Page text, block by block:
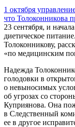
1 октября
что Толоконникова
23 сентября, и
диетическое
Толоконникову,
«по медицинским
Надежда
голодовки в
о невыносимых
об угрозах со
Куприянова. Она
в Следственный
ее в другое